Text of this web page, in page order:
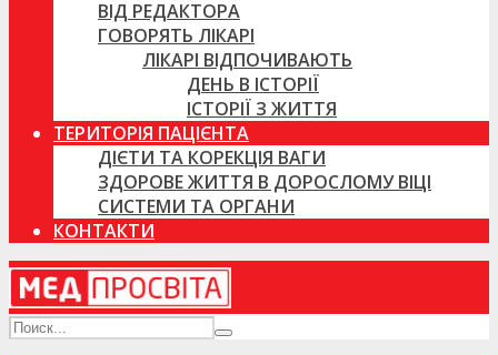
ВІД РЕДАКТОРА
ГОВОРЯТЬ ЛІКАРІ
ЛІКАРІ ВІДПОЧИВАЮТЬ
ДЕНЬ В ІСТОРІЇ
ІСТОРІЇ З ЖИТТЯ
ТЕРИТОРІЯ ПАЦІЄНТА
ДІЄТИ ТА КОРЕКЦІЯ ВАГИ
ЗДОРОВЕ ЖИТТЯ В ДОРОСЛОМУ ВІЦІ
СИСТЕМИ ТА ОРГАНИ
КОНТАКТИ